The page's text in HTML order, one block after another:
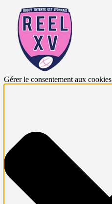
Gérer le consentement aux cookies